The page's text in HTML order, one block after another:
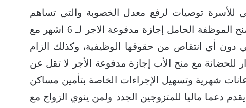
للأسرة توصيات لرفع معدل الخصوبة والتي تساهم
بدورها في زيادة المواليد ومن هذه التوصيات منح الموظفة الحامل إجازة مدفوعة الاجر لـ 6 اشهر مع
دون أي انتقاص من حقوقها الوظيفية، وكذلك الزام
20 موظفة بإنشاء دار للحضانة مع منح الأب إجازة مدفوعة الأجر لا تقل عن
شهرية وتسهيل الإجراءات الخاصة بتأمين مساكن
دعما ماليا للمتزوجين الجدد ولمن ينوي الزواج مع